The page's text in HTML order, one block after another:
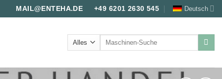
MAIL@ENTEHA.DE +49 6201 2630 545 Deutsch
Suche